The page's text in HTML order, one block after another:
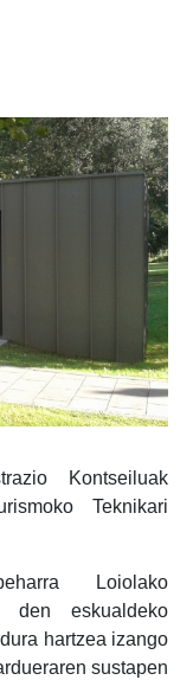
Kontseiluak
Teknikari
Loiolako
den eskualdeko
hartzea izango
sustapen